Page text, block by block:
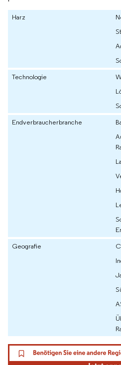
Harz
Technologie
Endverbraucherbranche
Geografie